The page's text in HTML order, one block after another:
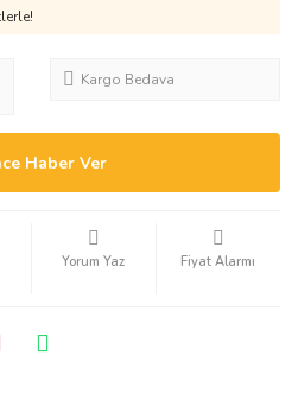
Kargo Bedava
Haber Ver
Yorum Yaz Fiyat Alarmı